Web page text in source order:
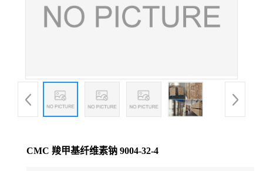
CMC 羧甲基纤维素钠 9004-32-4